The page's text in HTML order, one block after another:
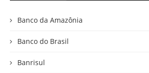
Banco da Amazônia
Banco do Brasil
Banrisul